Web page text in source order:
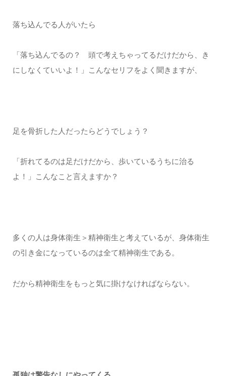
落ち込んでる人がいたら
「落ち込んでるの？ 頭で考えちゃってるだけだから、き
にしなくていいよ！」こんなセリフをよく聞きますが、
足を骨折した人だったらどうでしょう？
「折れてるのは足だけだから、歩いているうちに治る
よ！」こんなこと言えますか？
多くの人は身体衛生＞精神衛生と考えているが、身体衛生
の引き金になっているのは全て精神衛生である。
だから精神衛生をもっと気に掛けなければならない。